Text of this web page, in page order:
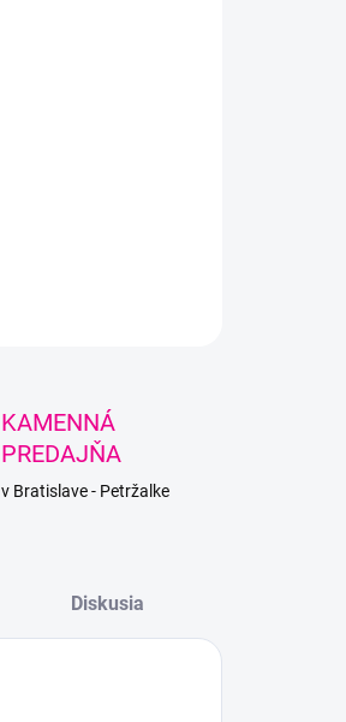
KAMENNÁ
PREDAJŇA
v Bratislave - Petržalke
Diskusia